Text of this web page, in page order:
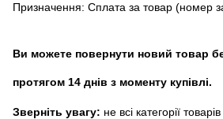
Призначення: Сплата за товар (номер
Ви можете повернути новий товар
протягом 14 днів з моменту купівлі.
Зверніть увагу: не всі категорії